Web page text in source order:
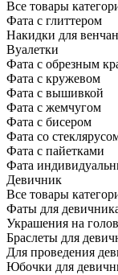
Все товары
Фата с глиттером
Накидки для
Вуалетки
Фата с обрезным
Фата с кружевом
Фата с вышивкой
Фата с жемчугом
Фата с бисером
Фата со
Фата с пайетками
Фата
Девичник
Все товары
Фаты для
Украшения на
Браслеты для
Для проведения
Юбочки для